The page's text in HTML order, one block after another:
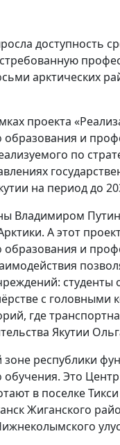
доступность
арктических
проекта
и
по
на период до
Владимиром
А этот
и
студенты
с
где
Якутии
зоне республики
Это
в поселке
Жиганского